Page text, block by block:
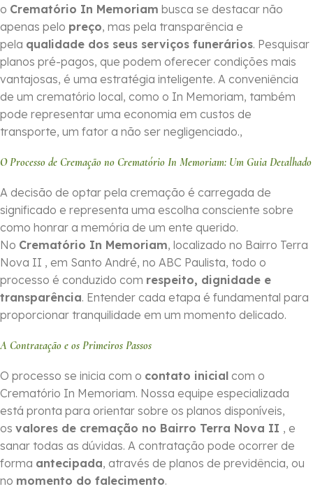
o Crematório In Memoriam busca se destacar não
apenas pelo preço, mas pela transparência e
pela qualidade dos seus serviços funerários. Pesquisar
planos pré-pagos, que podem oferecer condições mais
vantajosas, é uma estratégia inteligente. A conveniência
de um crematório local, como o In Memoriam, também
pode representar uma economia em custos de
transporte, um fator a não ser negligenciado.,
O Processo de Cremação no Crematório In Memoriam: Um Guia Detalhado
A decisão de optar pela cremação é carregada de
significado e representa uma escolha consciente sobre
como honrar a memória de um ente querido.
No Crematório In Memoriam, localizado no Bairro Terra
Nova II , em Santo André, no ABC Paulista, todo o
processo é conduzido com respeito, dignidade e
transparência. Entender cada etapa é fundamental para
proporcionar tranquilidade em um momento delicado.
A Contratação e os Primeiros Passos
O processo se inicia com o contato inicial com o
Crematório In Memoriam. Nossa equipe especializada
está pronta para orientar sobre os planos disponíveis,
os valores de cremação no Bairro Terra Nova II , e
sanar todas as dúvidas. A contratação pode ocorrer de
forma ante­cipada, através de planos de previdência, ou
no momento do falecimento.